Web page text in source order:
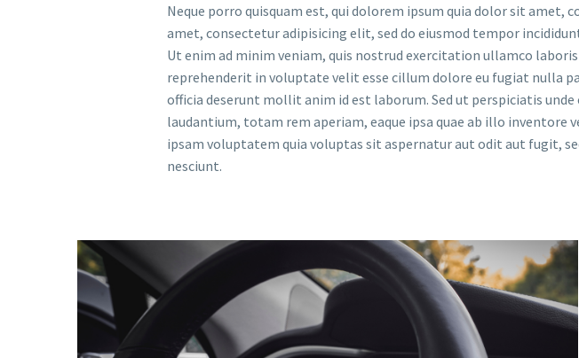
Neque porro quisquam est, qui dolorem ipsum quia dolor sit amet,
amet, consectetur adipisicing elit, sed do eiusmod tempor
Ut enim ad minim veniam, quis nostrud exercitation ullamco
reprehenderit in voluptate velit esse cillum dolore eu fugiat nulla
officia deserunt mollit anim id est laborum. Sed ut perspiciatis
laudantium, totam rem aperiam, eaque ipsa quae ab illo
ipsam voluptatem quia voluptas sit aspernatur aut odit aut fugit,
nesciunt.